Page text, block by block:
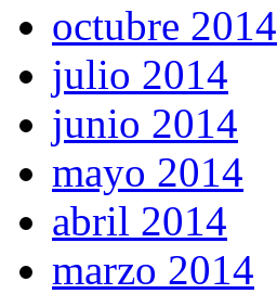
octubre 2014
julio 2014
junio 2014
mayo 2014
abril 2014
marzo 2014